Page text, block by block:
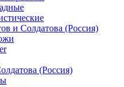
и Солдатова (Россия)
(Россия)